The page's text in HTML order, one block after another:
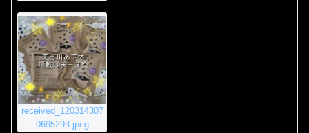
received_120314307
0695293.jpeg